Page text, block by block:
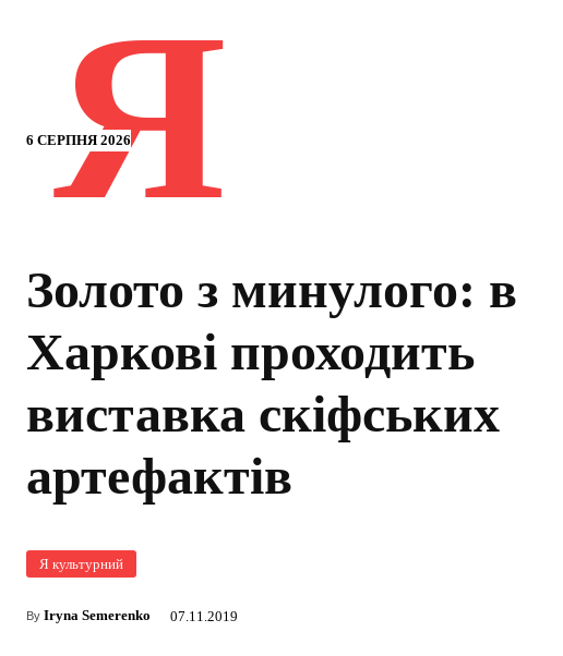
6 СЕРПНЯ 2026
Я
Золото з минулого: в
Харкові проходить
виставка скіфських
артефактів
Я культурний
By Iryna Semerenko 07.11.2019